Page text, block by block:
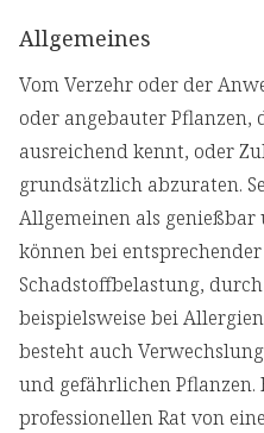
Allgemeines
Vom Verzehr oder der
oder angebauter
ausreichend kennt, oder
grundsätzlich abzuraten.
Allgemeinen als
können bei
Schadstoffbelastung,
beispielsweise bei
besteht auch
und gefährlichen Pflanzen.
professionellen Rat von